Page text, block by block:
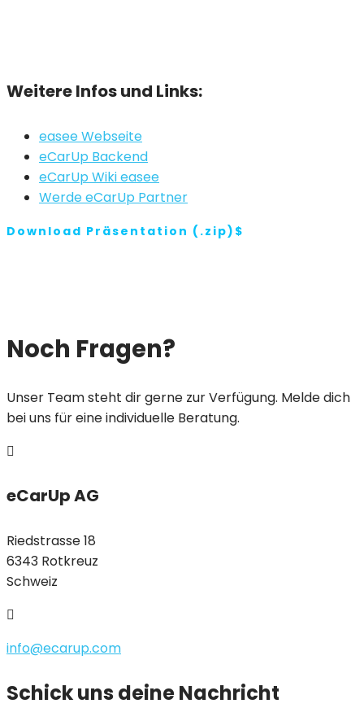
Weitere Infos und Links:
easee Webseite
eCarUp Backend
eCarUp Wiki easee
Werde eCarUp Partner
Download Präsentation (.zip)
Noch Fragen?
Unser Team steht dir gerne zur Verfügung. Melde dich
bei uns für eine individuelle Beratung.

eCarUp AG
Riedstrasse 18
6343 Rotkreuz
Schweiz

info@ecarup.com
Schick uns deine Nachricht